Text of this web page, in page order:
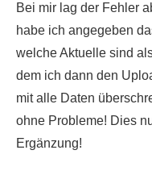
Bei mir lag der Fehler
habe ich angegeben
welche Aktuelle sind
dem ich dann den
mit alle Daten
ohne Probleme! Dies
Ergänzung!